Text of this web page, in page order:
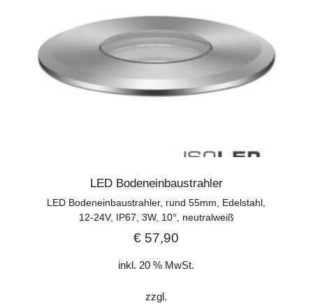
LED Bodeneinbaustrahler
LED Bodeneinbaustrahler, rund 55mm, Edelstahl,
12-24V, IP67, 3W, 10°, neutralweiß
€ 57,90
inkl. 20 % MwSt.
zzgl.